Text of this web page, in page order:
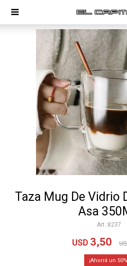

Taza Mug De Vidrio
Asa
8237
USD 3,50
50